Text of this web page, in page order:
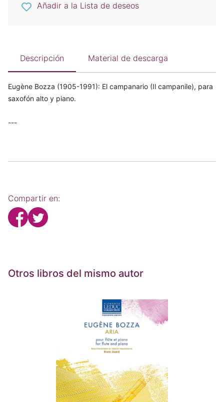
Añadir a la Lista de deseos
Descripción Material de descarga
Eugène Bozza (1905-1991): El campanario (Il campanile), para
saxofón alto y piano.
---
Compartir en:
Otros libros del mismo autor